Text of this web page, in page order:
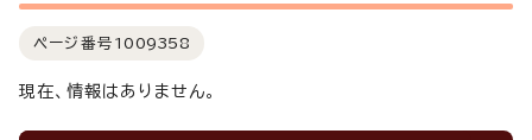
ページ番号 1009358
現在、情報はありません。